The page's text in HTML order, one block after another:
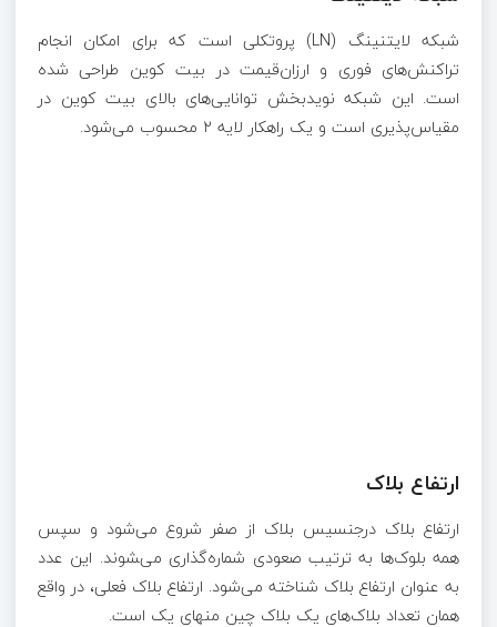
شبکه لایتنینگ (LN) پروتکلی است که برای امکان انجام
تراکنش‌های فوری و ارزان‌قیمت در بیت کوین طراحی شده
است. این شبکه نویدبخش توانایی‌های بالای بیت کوین در
مقیاس‌پذیری است و یک راهکار لایه ۲ محسوب می‌شود.
ارتفاع بلاک
ارتفاع بلاک درجنسیس بلاک از صفر شروع می‌شود و سپس
همه بلوک‌ها به ترتیب صعودی شماره‌گذاری می‌‍شوند. این عدد
به عنوان ارتفاع بلاک شناخته می‌شود. ارتفاع بلاک فعلی، در واقع
همان تعداد بلاک‌های یک بلاک چین منهای یک است.